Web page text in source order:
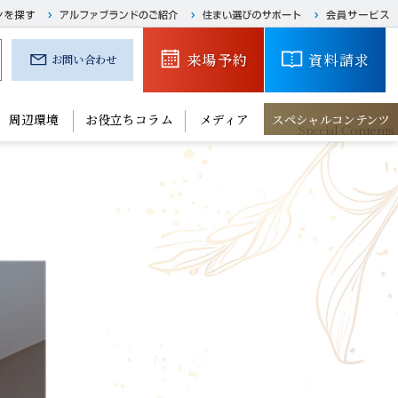
お問い合わせ 来場予約 資料請求
周辺環境 お役立ちコラム メディア スペシャルコンテンツ